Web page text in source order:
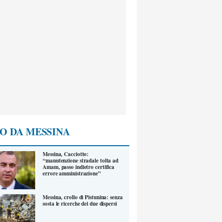
DA MESSINA
Messina, Cacciotto:
“manutenzione stradale tolta ad
Amam, passo indietro certifica
errore amministrazione”
Messina, crollo di Pistunina: senza
sosta le ricerche dei due dispersi